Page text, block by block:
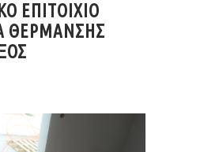
ΕΠΙΤΟΙΧΙΟ
ΘΕΡΜΑΝΣΗΣ